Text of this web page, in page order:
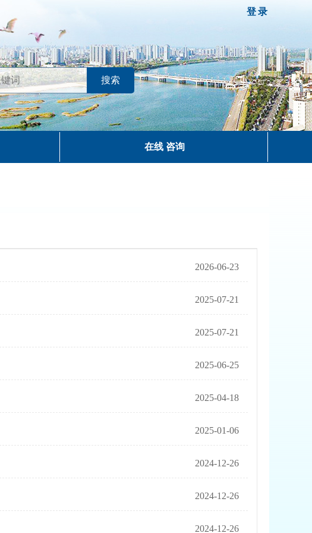
登录
在线 咨询
2026-06-23
2025-07-21
2025-07-21
2025-06-25
2025-04-18
2025-01-06
2024-12-26
2024-12-26
2024-12-26